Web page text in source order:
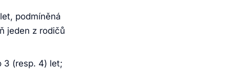
podmíněná
jeden z rodičů
3 (resp. 4) let;